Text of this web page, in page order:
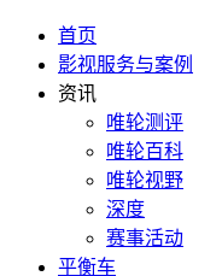
首页
影视服务与案例
资讯
唯轮测评
唯轮百科
唯轮视野
深度
赛事活动
平衡车